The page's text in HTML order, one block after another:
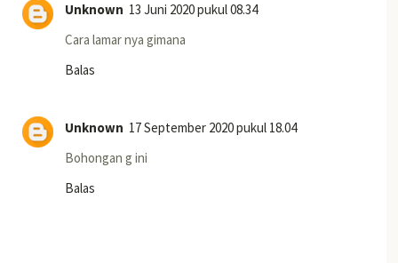
Unknown 13 Juni 2020 pukul 08.34
Cara lamar nya gimana
Balas
Unknown 17 September 2020 pukul 18.04
Bohongan g ini
Balas